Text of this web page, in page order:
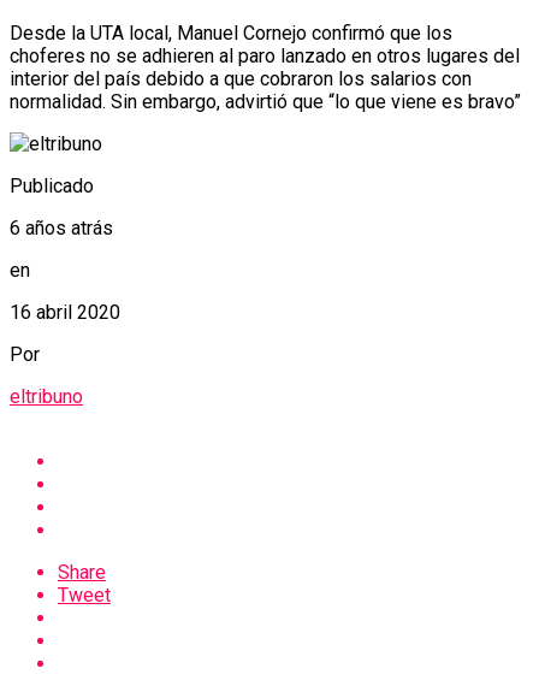
Desde la UTA local, Manuel Cornejo confirmó que los
choferes no se adhieren al paro lanzado en otros lugares del
interior del país debido a que cobraron los salarios con
normalidad. Sin embargo, advirtió que “lo que viene es bravo”
Publicado
6 años atrás
en
16 abril 2020
Por
eltribuno
Share
Tweet